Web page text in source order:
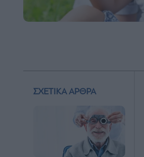
ΣΧΕΤΙΚΑ ΑΡΘΡΑ